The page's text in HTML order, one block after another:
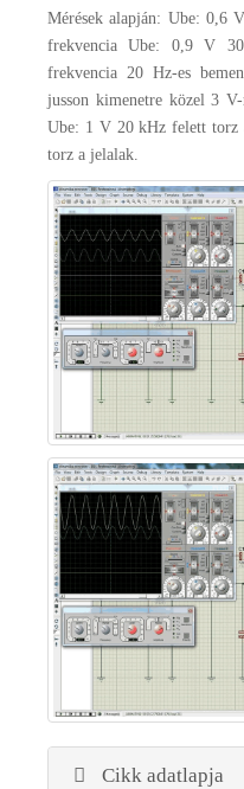
Mérések alapján: Ube: 0,6
frekvencia Ube: 0,9 V
frekvencia 20 Hz-es
jusson kimenetre közel 3
Ube: 1 V 20 kHz felett
torz a jelalak.
Cikk adatlapja